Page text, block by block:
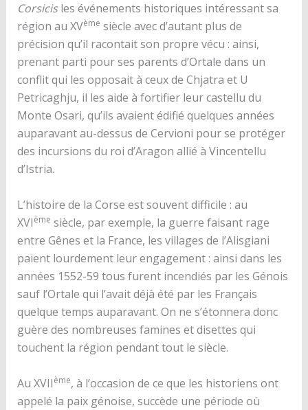
Corsicisles événements historiques intéressant sa
région au XVème siècle avec d’autant plus de
précision qu’il racontait son propre vécu : ainsi,
prenant parti pour ses parents d’Ortale dans un
conflit qui les opposait à ceux de Chjatra et U
Petricaghju, il les aide à fortifier leur castellu du
Monte Osari, qu’ils avaient édifié quelques années
auparavant au-dessus de Cervioni pour se protéger
des incursions du roi d’Aragon allié à Vincentellu
d’Istria.
L’histoire de la Corse est souvent difficile : au
XVIème siècle, par exemple, la guerre faisant rage
entre Gênes et la France, les villages de l’Alisgiani
paient lourdement leur engagement : ainsi dans les
années 1552-59 tous furent incendiés par les Génois
sauf l’Ortale qui l’avait déjà été par les Français
quelque temps auparavant. On ne s’étonnera donc
guère des nombreuses famines et disettes qui
touchent la région pendant tout le siècle.
Au XVIIème, à l’occasion de ce que les historiens ont
appelé la paix génoise, succède une période où